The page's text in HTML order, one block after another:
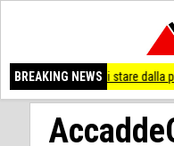
BREAKING NEWS
di stare dalla parte degli ultimi